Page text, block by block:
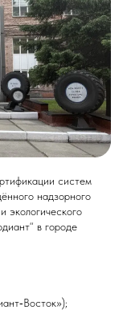
систем
надзорного
в городе